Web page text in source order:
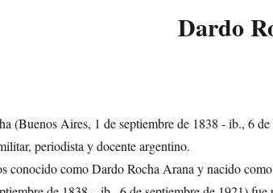
Dardo
conocido como Dardo Rocha Arana​ y nacido